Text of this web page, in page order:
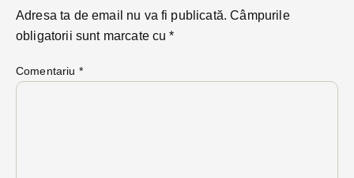
Adresa ta de email nu va fi publicată. Câmpurile
obligatorii sunt marcate cu*
Comentariu *